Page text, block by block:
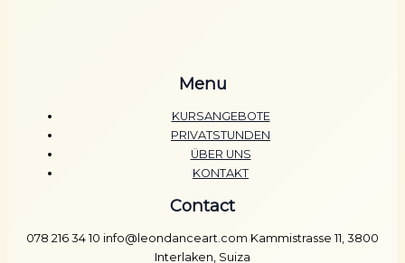
Menu
KURSANGEBOTE
PRIVATSTUNDEN
ÜBER UNS
KONTAKT
Contact
078 216 34 10 info@leondanceart.com Kammistrasse 11, 3800
Interlaken, Suiza